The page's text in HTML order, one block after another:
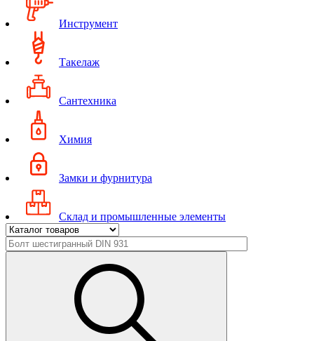
Инструмент
Такелаж
Сантехника
Химия
Замки и фурнитура
Склад и промышленные элементы